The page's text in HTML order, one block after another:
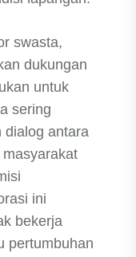
swasta,
dukungan
untuk
sering
dialog antara
ini
bekerja
pertumbuhan